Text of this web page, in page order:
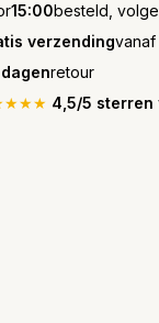
15:00besteld,
verzendingvanaf
retour
4,5/5 sterren